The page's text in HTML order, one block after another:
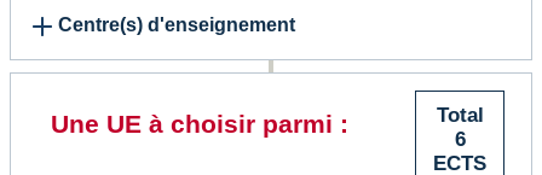
Centre(s) d'enseignement
Total
6
ECTS
Une UE à choisir parmi :